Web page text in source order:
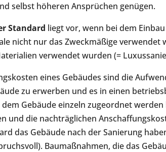
selbst höheren Ansprüchen genügen.
Standard liegt vor, wenn bei dem
nicht nur das Zweckmäßige verwendet
verwendet wurden (=
eines Gebäudes sind die
zu erwerben und es in einen
Gebäude einzeln zugeordnet
und die nachträglichen
das Gebäude nach der Sanierung
Baumaßnahmen, die das